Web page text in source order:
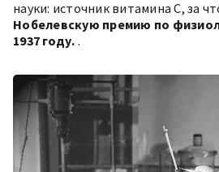
науки: источник витамина С, за
Нобелевскую премию по
1937 году. .